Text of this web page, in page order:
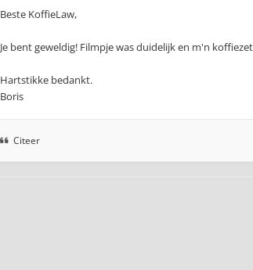
Beste KoffieLaw,
Je bent geweldig! Filmpje was duidelijk en m'n
Hartstikke bedankt.
Boris
Citeer